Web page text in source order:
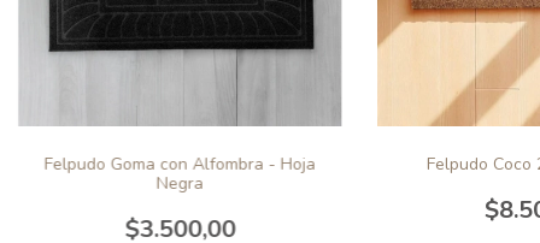
Felpudo Goma con Alfombra - Hoja
Negra
$3.500,00
Felpudo Coco